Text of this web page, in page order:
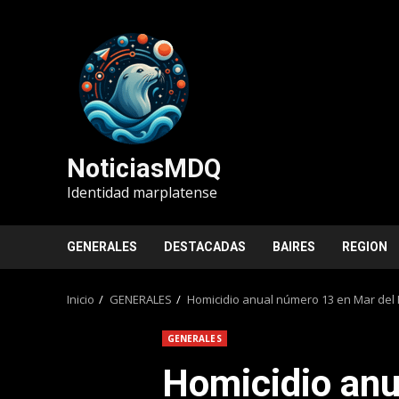
NoticiasMDQ
Identidad marplatense
GENERALES DESTACADAS BAIRES REGION
Inicio GENERALES Homicidio anual número 13 en Mar
GENERALES
Homicidio